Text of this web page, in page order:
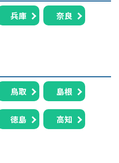
兵庫 奈良
鳥取 島根
徳島 高知